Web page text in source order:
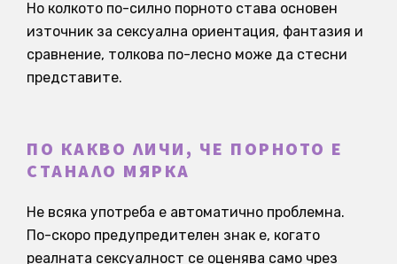
Но колкото по-силно порното става основен
източник за сексуална ориентация, фантазия и
сравнение, толкова по-лесно може да стесни
представите.
ПО КАКВО ЛИЧИ, ЧЕ ПОРНОТО Е
СТАНАЛО МЯРКА
Не всяка употреба е автоматично проблемна.
По-скоро предупредителен знак е, когато
реалната сексуалност се оценява само чрез